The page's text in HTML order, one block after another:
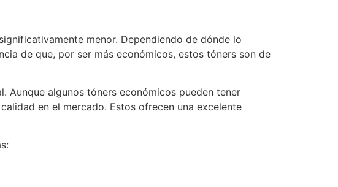
menor. Dependiendo de dónde lo
de que, por ser más económicos, estos tóners son de
Aunque algunos tóners económicos pueden tener
en el mercado. Estos ofrecen una excelente